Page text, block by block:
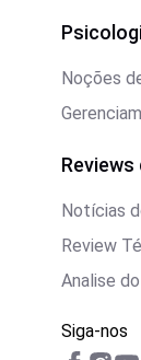
Noções
Notícias
Review
Analise
Siga-nos